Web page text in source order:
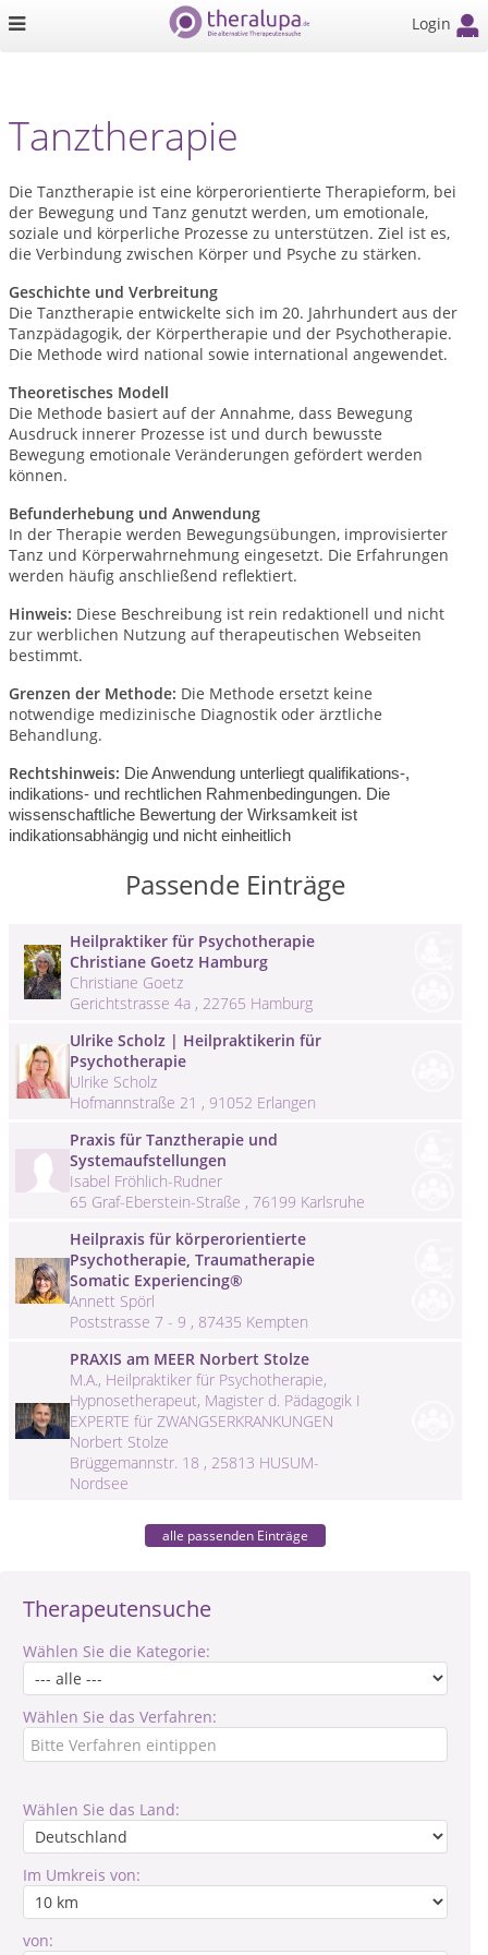
Login
Therapeutensuche
Wählen Sie die Kategorie:
Wählen Sie das Verfahren:
Wählen Sie das Land:
Im Umkreis von:
von:
Tanztherapie
Die Tanztherapie ist eine körperorientierte Therapieform, bei
der Bewegung und Tanz genutzt werden, um emotionale,
soziale und körperliche Prozesse zu unterstützen. Ziel ist es,
die Verbindung zwischen Körper und Psyche zu stärken.
Geschichte und Verbreitung
Die Tanztherapie entwickelte sich im 20. Jahrhundert aus der
Tanzpädagogik, der Körpertherapie und der Psychotherapie.
Die Methode wird national sowie international angewendet.
Theoretisches Modell
Die Methode basiert auf der Annahme, dass Bewegung
Ausdruck innerer Prozesse ist und durch bewusste
Bewegung emotionale Veränderungen gefördert werden
können.
Befunderhebung und Anwendung
In der Therapie werden Bewegungsübungen, improvisierter
Tanz und Körperwahrnehmung eingesetzt. Die Erfahrungen
werden häufig anschließend reflektiert.
Hinweis: Diese Beschreibung ist rein redaktionell und nicht
zur werblichen Nutzung auf therapeutischen Webseiten
bestimmt.
Grenzen der Methode: Die Methode ersetzt keine
notwendige medizinische Diagnostik oder ärztliche
Behandlung.
Rechtshinweis: Die Anwendung unterliegt qualifikations-,
indikations- und rechtlichen Rahmenbedingungen. Die
wissenschaftliche Bewertung der Wirksamkeit ist
indikationsabhängig und nicht einheitlich
Passende Einträge
Heilpraktiker für Psychotherapie
Christiane Goetz Hamburg
Christiane Goetz
Gerichtstrasse 4a , 22765 Hamburg
Ulrike Scholz | Heilpraktikerin für
Psychotherapie
Ulrike Scholz
Hofmannstraße 21 , 91052 Erlangen
Praxis für Tanztherapie und
Systemaufstellungen
Isabel Fröhlich-Rudner
65 Graf-Eberstein-Straße , 76199 Karlsruhe
Heilpraxis für körperorientierte
Psychotherapie, Traumatherapie
Somatic Experiencing®
Annett Spörl
Poststrasse 7 - 9 , 87435 Kempten
PRAXIS am MEER Norbert Stolze
M.A., Heilpraktiker für Psychotherapie,
Hypnosetherapeut, Magister d. Pädagogik I
EXPERTE für ZWANGSERKRANKUNGEN
Norbert Stolze
Brüggemannstr. 18 , 25813 HUSUM-
Nordsee
alle passenden Einträge